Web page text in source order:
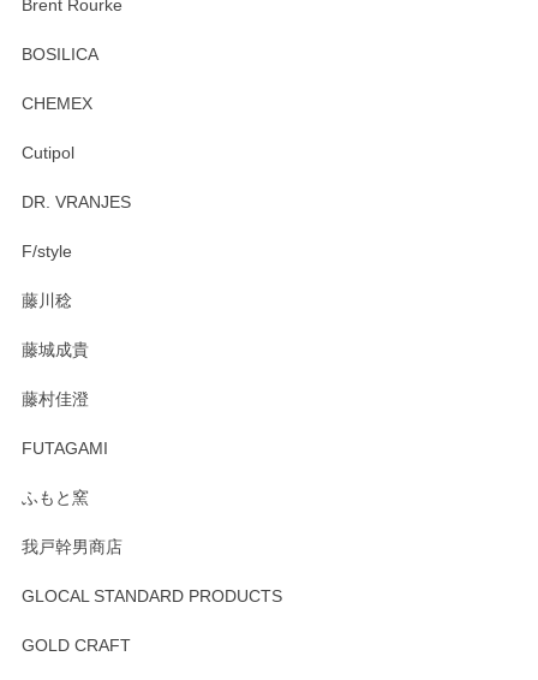
Brent Rourke
BOSILICA
CHEMEX
Cutipol
DR. VRANJES
F/style
藤川稔
藤城成貴
藤村佳澄
FUTAGAMI
ふもと窯
我戸幹男商店
GLOCAL STANDARD PRODUCTS
GOLD CRAFT